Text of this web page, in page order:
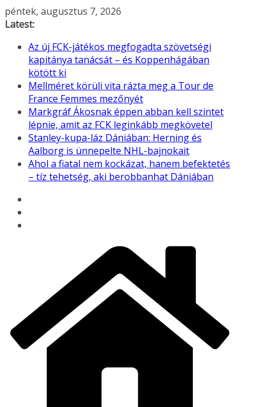
Skip
to
péntek, augusztus 7, 2026
Latest:
Az új FCK-játékos megfogadta szövetségi
kapitánya tanácsát – és Koppenhágában
kötött ki
Mellméret körüli vita rázta meg a Tour de
France Femmes mezőnyét
Markgráf Ákosnak éppen abban kell szintet
lépnie, amit az FCK leginkább megkövetel
Stanley-kupa-láz Dániában: Herning és
Aalborg is ünnepelte NHL-bajnokait
Ahol a fiatal nem kockázat, hanem befektetés
– tíz tehetség, aki berobbanhat Dániában